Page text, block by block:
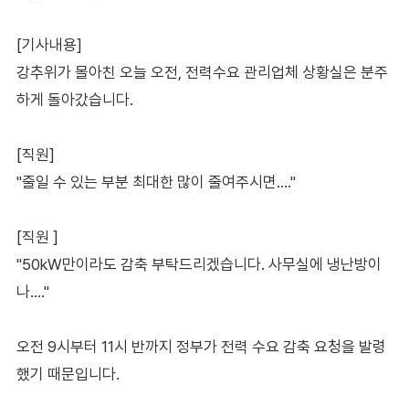
[기사내용]
강추위가 몰아친 오늘 오전, 전력수요 관리업체 상황실은 분주
하게 돌아갔습니다.
[직원]
"줄일 수 있는 부분 최대한 많이 줄여주시면…."
[직원 ]
"50kW만이라도 감축 부탁드리겠습니다. 사무실에 냉난방이
나…."
오전 9시부터 11시 반까지 정부가 전력 수요 감축 요청을 발령
했기 때문입니다.